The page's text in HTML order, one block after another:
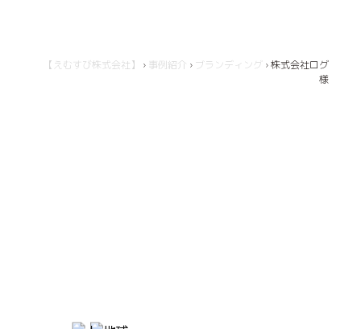
【えむすび株式会社】 › 事例紹介 › ブランディング ›株式会社ログ
様